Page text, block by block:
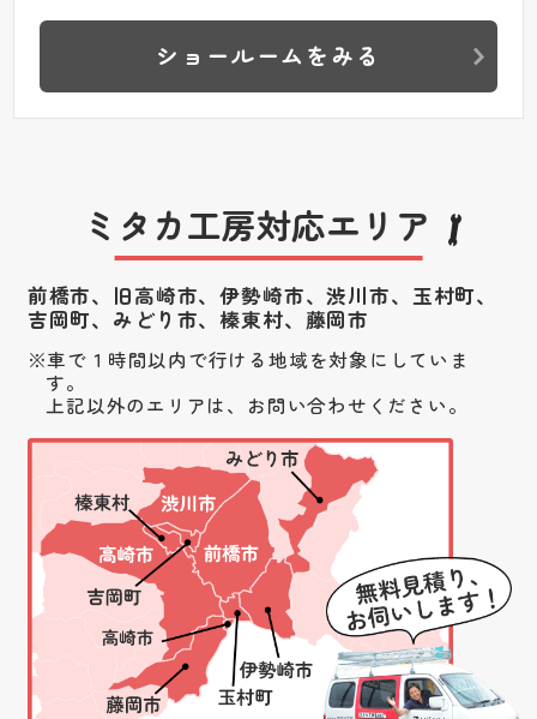
ショールームをみる
ミタカ工房対応エリア
前橋市、旧高崎市、伊勢崎市、渋川市、 玉村町、
吉岡町、みどり市、榛東村、藤岡市
車で１時間以内で行ける地域を対象にしていま
す。
上記以外のエリアは、お問い合わせください。